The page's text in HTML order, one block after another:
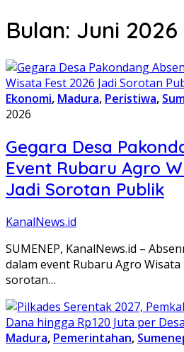
Bulan: Juni 2026
Ekonomi, Madura, Peristiwa,
2026
Gegara Desa
Event Rubaru Agro
Jadi Sorotan Publik
KanalNews.id
SUMENEP, KanalNews.id –
dalam event Rubaru Agro Wisata
sorotan…
Madura, Pemerintahan,